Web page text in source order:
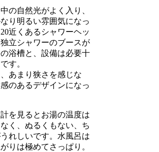
の自然光がよく入り、
り明るい雰囲気になっ
近くあるシャワーヘッ
立シャワーのブースが
浴槽と、設備は必要十
す。
あまり狭さを感じな
のあるデザインになっ
を見るとお湯の温度は
く、ぬるくもない、ち
れしいです。水風呂は
りは極めてさっぱり。